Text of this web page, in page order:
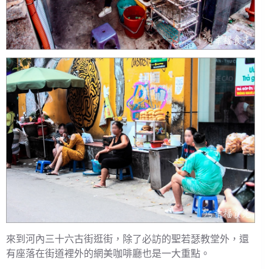
來到河內三十六古街逛街，除了必訪的聖若瑟教堂外，還
有座落在街道裡外的網美咖啡廳也是一大重點。